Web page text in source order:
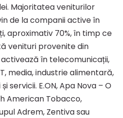
Majoritatea veniturilor
de la companii active în
aproximativ 70%, în timp ce
venituri provenite din
în telecomunicații,
media, industrie alimentară,
servicii. E.ON, Apa Nova – O
American Tobacco,
Adrem, Zentiva sau